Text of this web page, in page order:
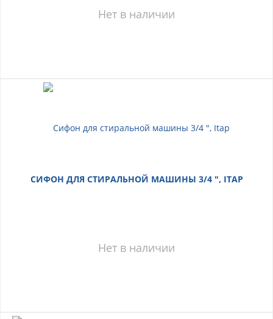
Нет в наличии
СИФОН ДЛЯ СТИРАЛЬНОЙ МАШИНЫ 3/4 ", ITAP
Нет в наличии